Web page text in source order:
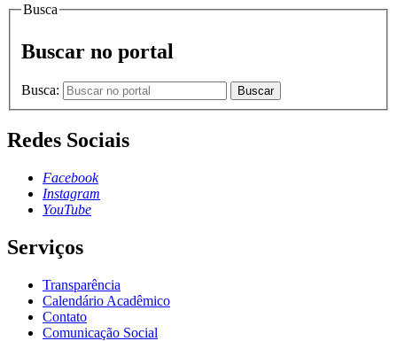
Busca
Buscar no portal
Busca: Buscar
Redes Sociais
Facebook
Instagram
YouTube
Serviços
Transparência
Calendário Acadêmico
Contato
Comunicação Social